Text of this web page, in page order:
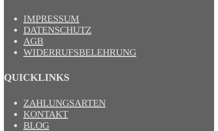
IMPRESSUM
DATENSCHUTZ
AGB
WIDERRUFSBELEHRUNG
QUICKLINKS
ZAHLUNGSARTEN
KONTAKT
BLOG